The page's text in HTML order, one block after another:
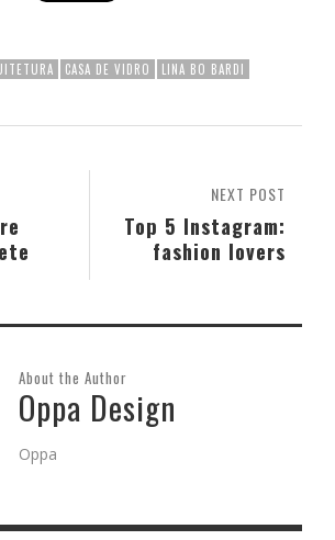
CASA DE VIDRO LINA BO BARDI
NEXT POST
Top 5 Instagram:
fashion lovers
About the Author
Oppa Design
Oppa